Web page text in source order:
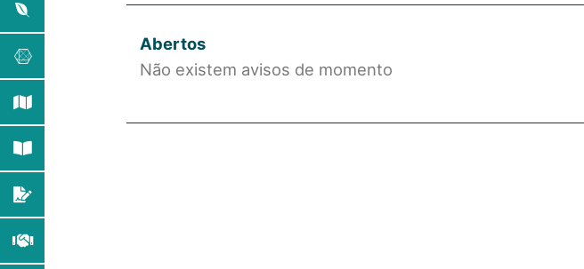
Abertos
Não existem avisos de momento